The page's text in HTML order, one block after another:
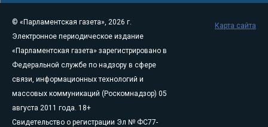
© «Парламентская газета», 2026 г.
Электронное периодическое издание
«Парламентская газета» зарегистрировано в
Федеральной службе по надзору в сфере
связи, информационных технологий и
массовых коммуникаций (Роскомнадзор) 05
августа 2011 года. 18+
Свидетельство о регистрации Эл № ФС77-
Карта сайта